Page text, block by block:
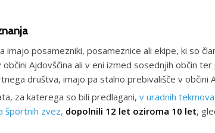
imajo posamezniki, posameznice ali ekipe, ki so
Ajdovščina ali v eni izmed sosednjih občin
društva, imajo pa stalno prebivališče v občini
za katerega so bili predlagani, v uradnih
športnih zvez, dopolnili 12 let oziroma 10 let,